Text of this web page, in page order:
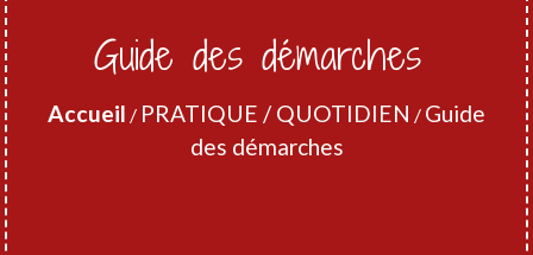
Guide des démarches
Accueil / PRATIQUE / QUOTIDIEN / Guide
des démarches